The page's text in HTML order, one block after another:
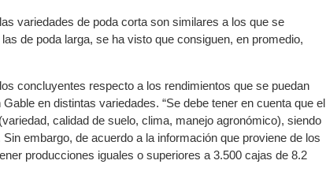
variedades de poda corta son similares a los que se
de poda larga, se ha visto que consiguen, en promedio,
concluyentes respecto a los rendimientos que se puedan
en distintas variedades. “Se debe tener en cuenta que el
calidad de suelo, clima, manejo agronómico), siendo
embargo, de acuerdo a la información que proviene de los
producciones iguales o superiores a 3.500 cajas de 8.2